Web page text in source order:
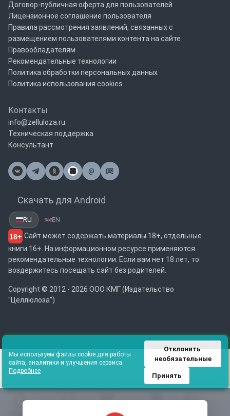
Каталог
Договор-публичная оферта для пользователей
Лицензионное соглашение пользователя
Правила рассмотрения заявлений, связанных с
размещением пользователями контента на сайте
Правообладателям
Рекомендательные технологии
Политика обработки персональных данных
Политика использования cookies
Контакты
info@zelluloza.ru
Техническая поддержка
Консультант
@
Почта
Скачать для Android
RU EN
18+ Сайт может содержать материалы 18+, отдельные
книги 16+. На информационном ресурсе применяются
рекомендательные технологии. Если вам нет 18 лет, то
воздержитесь посещать сайт без родителей.
Copyright © 2012 - 2026 ООО КМГ (Издательство
"Целлюлоза")
Мы используем файлы cookie для работы
сайта, аналитики и улучшения сервиса.
Подробнее
Отклонить
необязательные
Принять